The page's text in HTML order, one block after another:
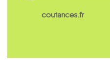
coutances.fr